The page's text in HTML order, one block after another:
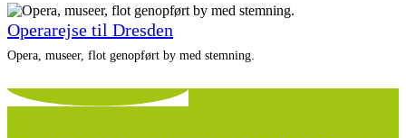
Operarejse til Dresden
Opera, museer, flot genopført by med stemning.